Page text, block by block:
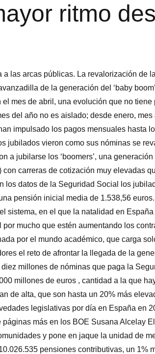
ritmo
las arcas públicas. La revalorización de
de la generación del ‘baby
mes de abril, una evolución que no tiene
del año no es aislado; desde enero, mes
impulsado los pagos mensuales hasta
jubilados vieron como sus nóminas se
a jubilarse los ‘boomers’, una
carreras de cotización muy elevadas
los datos de la Seguridad Social los
pensión inicial media de 1.538,56
sistema, en el que la natalidad en
mucho que estén aumentando los
por el mundo académico, que carga
el reto de afrontar la llegada de la
millones de nóminas que paga la
millones de euros , cantidad a la que
de alta, que son hasta un 20% más
legislativas por día en España en
más en los BOE Susana Alcelay
y pone en jaque la unidad de
pensiones contributivas, un 1%